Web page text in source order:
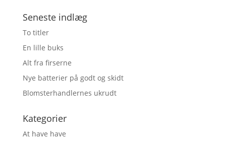
Seneste indlæg
To titler
En lille buks
Alt fra firserne
Nye batterier på godt og skidt
Blomsterhandlernes ukrudt
Kategorier
At have have